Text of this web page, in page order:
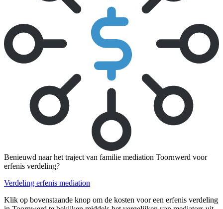
Benieuwd naar het traject van familie mediation Toornwerd voor
erfenis verdeling?
Verdeling erfenis mediation
Klik op bovenstaande knop om de kosten voor een erfenis verdeling